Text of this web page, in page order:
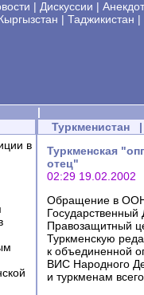
| Дискуссии |
| Таджикистан |
|
в
Туркменистан |
Туркменская
отец"
02:29 19.02.2002
Обращение в
Правозащитный
Туркменскую
к объединенной
ВИС Народного
и туркменам